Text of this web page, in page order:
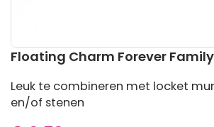
Ga
het
begin
van
Floating Charm Forever
Leuk te combineren met locket
en/of stenen